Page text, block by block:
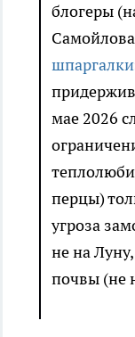
блогеры
мае 2026
перцы)
угроза
не на
почвы (не